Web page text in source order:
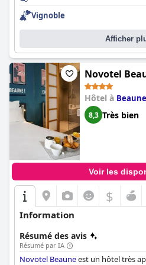
Vignoble
Afficher
Novotel
Hôtel à Beaune
8,3 Très bien
Voir les
$
Information
Résumé des avis
Résumé par IA
Novotel Beauneest un hôtel très